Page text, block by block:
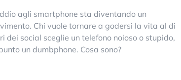
agli smartphone sta diventando un
Chi vuole tornare a godersi la vita al di
dei social sceglie un telefono noioso o stupido,
un dumbphone. Cosa sono?